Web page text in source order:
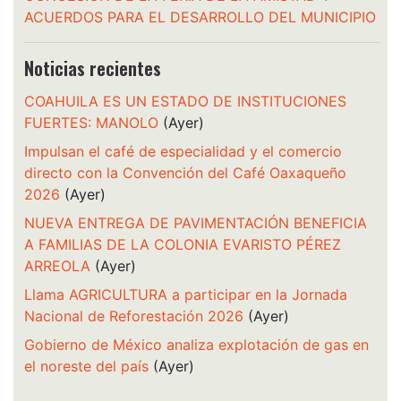
ACUERDOS PARA EL DESARROLLO DEL MUNICIPIO
Noticias recientes
COAHUILA ES UN ESTADO DE INSTITUCIONES
FUERTES: MANOLO (Ayer)
Impulsan el café de especialidad y el comercio
directo con la Convención del Café Oaxaqueño
2026 (Ayer)
NUEVA ENTREGA DE PAVIMENTACIÓN BENEFICIA
A FAMILIAS DE LA COLONIA EVARISTO PÉREZ
ARREOLA (Ayer)
Llama AGRICULTURA a participar en la Jornada
Nacional de Reforestación 2026 (Ayer)
Gobierno de México analiza explotación de gas en
el noreste del país (Ayer)